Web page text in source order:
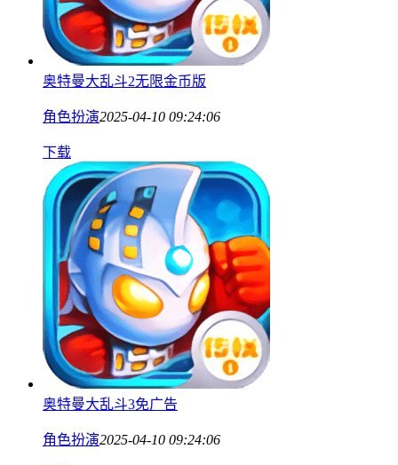
奥特曼大乱斗2无限金币版
角色扮演2025-04-10 09:24:06
下载
奥特曼大乱斗3免广告
角色扮演2025-04-10 09:24:06